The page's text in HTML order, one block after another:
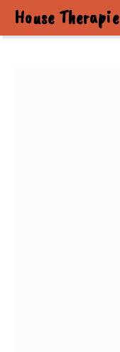
House Therapie